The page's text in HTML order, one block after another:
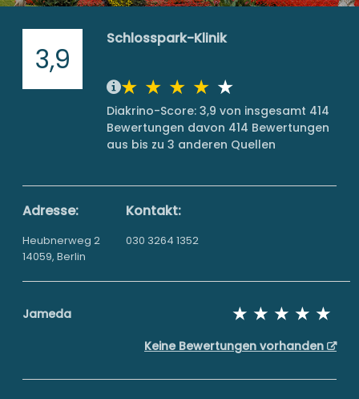
3,9
Schlosspark-Klinik
Diakrino-Score: 3,9 von insgesamt 414
Bewertungen davon 414 Bewertungen
aus bis zu 3 anderen Quellen
Adresse:
Heubnerweg 2
14059, Berlin
Kontakt:
030 3264 1352
Jameda
Keine Bewertungen vorhanden